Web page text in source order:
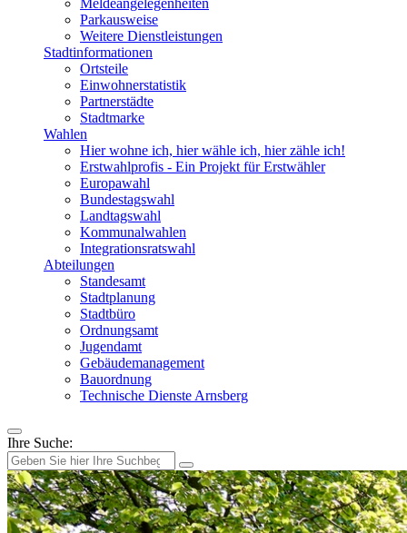
Meldeangelegenheiten
Parkausweise
Weitere Dienstleistungen
Stadtinformationen
Ortsteile
Einwohnerstatistik
Partnerstädte
Stadtmarke
Wahlen
Hier wohne ich, hier wähle ich, hier zähle ich!
Erstwahlprofis - Ein Projekt für Erstwähler
Europawahl
Bundestagswahl
Landtagswahl
Kommunalwahlen
Integrationsratswahl
Abteilungen
Standesamt
Stadtplanung
Stadtbüro
Ordnungsamt
Jugendamt
Gebäudemanagement
Bauordnung
Technische Dienste Arnsberg
Ihre Suche: